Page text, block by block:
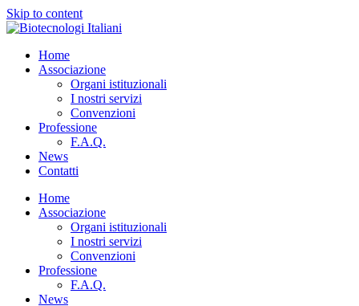
Skip to content
Home
Associazione
Organi istituzionali
I nostri servizi
Convenzioni
Professione
F.A.Q.
News
Contatti
Home
Associazione
Organi istituzionali
I nostri servizi
Convenzioni
Professione
F.A.Q.
News